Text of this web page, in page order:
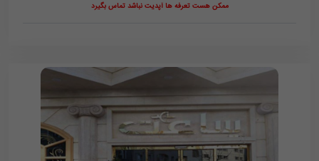
ممکن هست تعرفه ها آپدیت نباشد تماس بگیرد